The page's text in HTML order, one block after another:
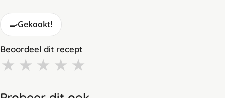
🍳Gekookt!
Beoordeel dit recept
★ ★ ★ ★ ★